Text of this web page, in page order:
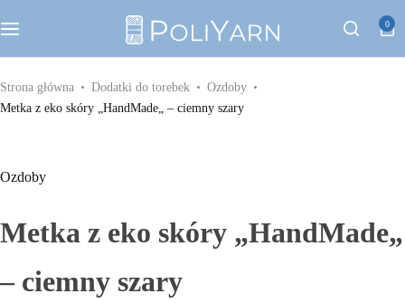
0
Strona główna Dodatki do torebek
Ozdoby
Metka z eko skóry „HandMade„ – ciemny szary
Ozdoby
Metka z eko skóry „HandMade„
– ciemny szary
Galanteria metalowa
Galanteria skórzana
Paski do torebek